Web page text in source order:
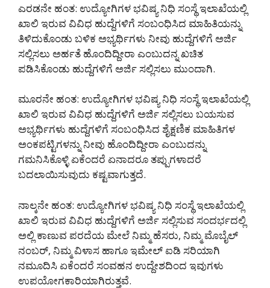
ಎರಡನೇ ಹಂತ: ಉದ್ಯೋಗಿಗಳ ಭವಿಷ್ಯ ನಿಧಿ ಸಂಸ್ಥೆ ಇಲಾಖೆಯಲ್ಲಿ
ಖಾಲಿ ಇರುವ ವಿವಿಧ ಹುದ್ದೆಗಳಿಗೆ ಸಂಬಂಧಿಸಿದ ಮಾಹಿತಿಯನ್ನು
ತಿಳಿದುಕೊಂಡು ಬಳಿಕ ಅಭ್ಯರ್ಥಿಗಳು ನೀವು ಹುದ್ದೆಗಳಿಗೆ ಅರ್ಜಿ
ಸಲ್ಲಿಸಲು ಅರ್ಹತೆ ಹೊಂದಿದ್ದೀರಾ ಎಂಬುದನ್ನ ಖಚಿತ
ಪಡಿಸಿಕೊಂಡು ಹುದ್ದೆಗಳಿಗೆ ಅರ್ಜಿ ಸಲ್ಲಿಸಲು ಮುಂದಾಗಿ.
ಮೂರನೇ ಹಂತ: ಉದ್ಯೋಗಿಗಳ ಭವಿಷ್ಯ ನಿಧಿ ಸಂಸ್ಥೆ ಇಲಾಖೆಯಲ್ಲಿ
ಖಾಲಿ ಇರುವ ವಿವಿಧ ಹುದ್ದೆಗಳಿಗೆ ಅರ್ಜಿ ಸಲ್ಲಿಸಲು ಬಯಸುವ
ಅಭ್ಯರ್ಥಿಗಳು ಹುದ್ದೆಗಳಿಗೆ ಸಂಬಂಧಿಸಿದ ಶೈಕ್ಷಣಿಕ ಮಾಹಿತಿಗಳ
ಅಂಕಪಟ್ಟಿಗಳನ್ನು ನೀವು ಹೊಂದಿದ್ದೀರಾ ಎಂಬುದನ್ನು
ಗಮನಿಸಿಕೊಳ್ಳಿ ಏಕೆಂದರೆ ಏನಾದರೂ ತಪ್ಪುಗಳಾದರೆ
ಬದಲಾಯಿಸುವುದು ಕಷ್ಟವಾಗುತ್ತದೆ.
ನಾಲ್ಕನೇ ಹಂತ: ಉದ್ಯೋಗಿಗಳ ಭವಿಷ್ಯ ನಿಧಿ ಸಂಸ್ಥೆ ಇಲಾಖೆಯಲ್ಲಿ
ಖಾಲಿ ಇರುವ ವಿವಿಧ ಹುದ್ದೆಗಳಿಗೆ ಅರ್ಜಿ ಸಲ್ಲಿಸುವ ಸಂದರ್ಭದಲ್ಲಿ
ಅಲ್ಲಿ ಕಾಣುವ ಪರದೆಯ ಮೇಲೆ ನಿಮ್ಮ ಹೆಸರು, ನಿಮ್ಮ ಮೊಬೈಲ್
ನಂಬರ್, ನಿಮ್ಮ ವಿಳಾಸ ಹಾಗೂ ಇಮೇಲ್ ಐಡಿ ಸರಿಯಾಗಿ
ನಮೂದಿಸಿ ಏಕೆಂದರೆ ಸಂವಹನ ಉದ್ದೇಶದಿಂದ ಇವುಗಳು
ಉಪಯೋಗಕಾರಿಯಾಗಿರುತ್ತವೆ.